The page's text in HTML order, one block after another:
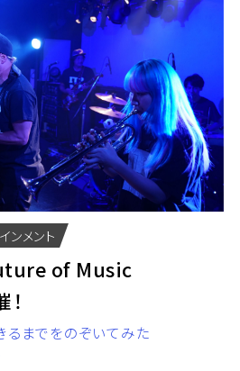
ンメント
of Music
るまでをのぞいてみた